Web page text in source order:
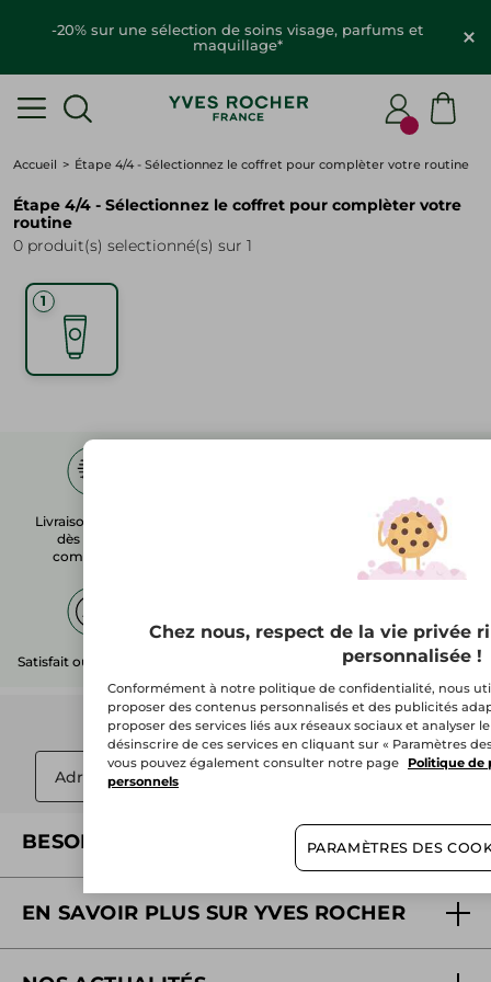
-20% sur une sélection de soins visage, parfums et
maquillage*
Accueil Étape 4/4 - Sélectionnez le coffret pour complèter votre routine
Étape 4/4 - Sélectionnez le coffret pour complèter votre
routine
0 produit(s) selectionné(s) sur 1
Livraison gratuite
dès 50$ de
commande
Paiement sécurisé
Satisfait ou remboursé Contactez-nous
Abonnez-vous à l'infolettre :
BESOIN D'AIDE?
Contactez-nous
EN SAVOIR PLUS SUR YVES ROCHER
Chez nous, respect de la vie privée
personnalisée !
Conformément à notre politique de confidentialité, nous
proposer des contenus personnalisés et des publicités
proposer des services liés aux réseaux sociaux et analyser
désinscrire de ces services en cliquant sur « Paramètres
vous pouvez également consulter notre page
Politique de
personnels
PARAMÈTRES DES